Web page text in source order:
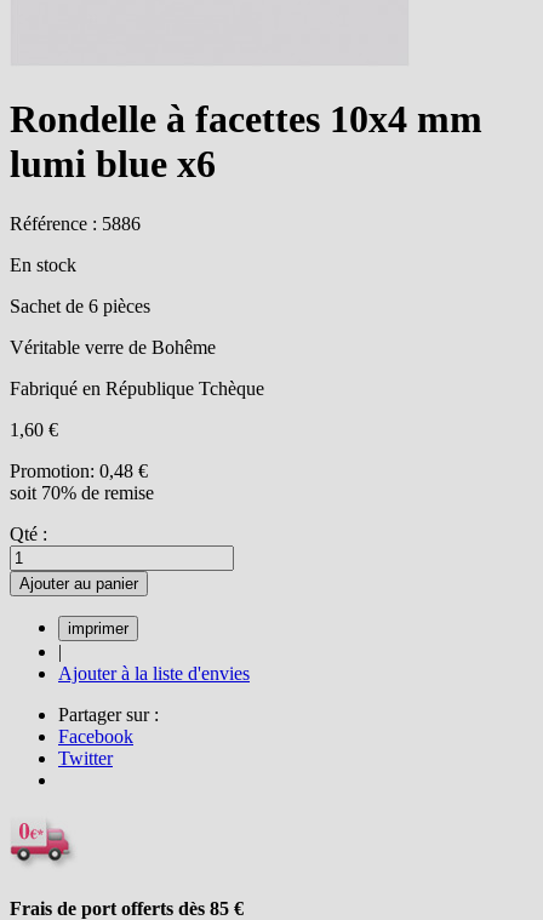
Rondelle à facettes 10x4 mm
lumi blue x6
Référence : 5886
En stock
Sachet de 6 pièces
Véritable verre de Bohême
Fabriqué en République Tchèque
1,60 €
Promotion: 0,48 €
soit 70% de remise
Qté :
Ajouter au panier
|
Ajouter à la liste d'envies
Partager sur :
Facebook
Twitter
Frais de port offerts dès 85 €